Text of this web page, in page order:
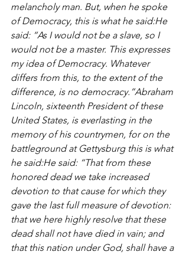
melancholy man. But, when he spoke
of Democracy, this is what he said:He
said: “As I would not be a slave, so I
would not be a master. This expresses
my idea of Democracy. Whatever
differs from this, to the extent of the
difference, is no democracy.”Abraham
Lincoln, sixteenth President of these
United States, is everlasting in the
memory of his countrymen, for on the
battleground at Gettysburg this is what
he said:He said: “That from these
honored dead we take increased
devotion to that cause for which they
gave the last full measure of devotion:
that we here highly resolve that these
dead shall not have died in vain; and
that this nation under God, shall have a